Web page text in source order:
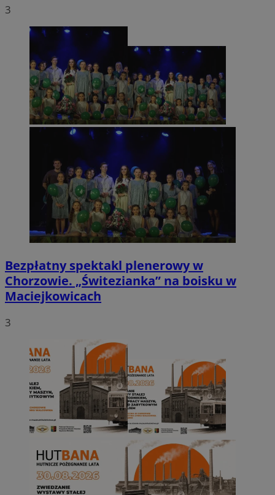
3
Bezpłatny spektakl plenerowy w
Chorzowie. „Świtezianka” na boisku w
Maciejkowicach
3